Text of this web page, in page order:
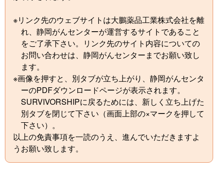
※リンク先のウェブサイトは大鵬薬品工業株式会社を離
れ、静岡がんセンターが運営するサイトであること
をご了承下さい。リンク先のサイト内容についての
お問い合わせは、静岡がんセンターまでお願い致し
ます。
※画像を押すと、別タブが立ち上がり、静岡がんセンタ
ーのPDFダウンロードページが表示されます。
SURVIVORSHIPに戻るためには、新しく立ち上げた
別タブを閉じて下さい（画面上部の×マークを押して
下さい）。
以上の免責事項を一読のうえ、進んでいただきますよ
うお願い致します。